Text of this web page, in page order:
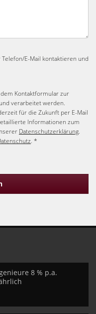
E-Mail kontaktieren und
Kontaktformular zur
verarbeitet werden.
für die Zukunft per E-Mail
Informationen zum
Datenschutzerklärung.
. *
8 % p.a.